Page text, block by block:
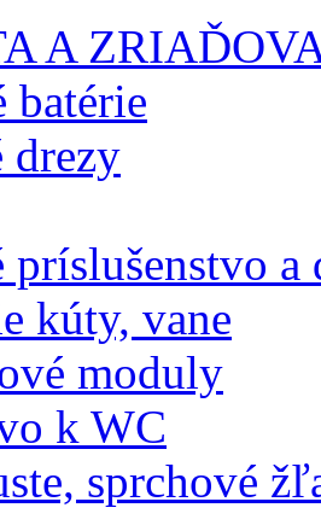
A
batérie
drezy
a
kúty, vane
moduly
k WC
sprchové